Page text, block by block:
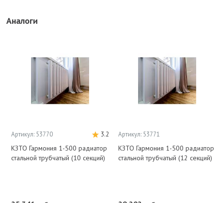
Аналоги
Артикул: 53770 3.2
КЗТО Гармония 1-500 радиатор
стальной трубчатый (10 секций)
Артикул: 53771
КЗТО Гармония 1-500 радиатор
стальной трубчатый (12 секций)